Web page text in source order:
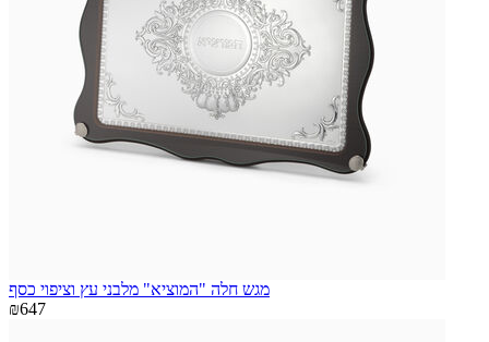
מגש חלה "המוציא" מלבני עץ וציפוי כסף
₪647